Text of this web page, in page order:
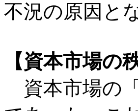
不況の原因と
【資本市場の
資本市場の